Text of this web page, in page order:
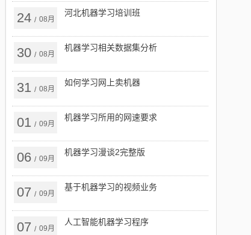
24 / 08月
河北机器学习培训班
30 / 08月
机器学习相关数据集分析
31 / 08月
如何学习网上卖机器
01 / 09月
机器学习所用的网速要求
06 / 09月
机器学习漫谈2完整版
07 / 09月
基于机器学习的视频业务
07 / 09月
人工智能机器学习程序